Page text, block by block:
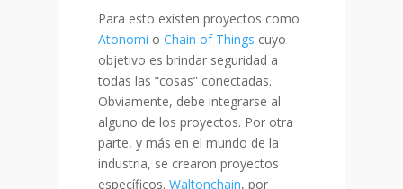
Para esto existen proyectos como
Atonomi o Chain of Things cuyo
objetivo es brindar seguridad a
todas las “cosas” conectadas.
Obviamente, debe integrarse al
alguno de los proyectos. Por otra
parte, y más en el mundo de la
industria, se crearon proyectos
específicos. Waltonchain, por